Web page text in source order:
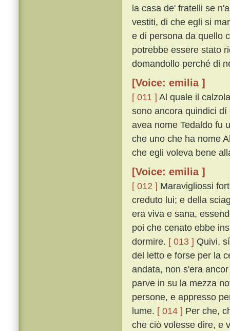
la casa de' fratelli se
vestiti, di che egli si
e di persona da quello
potrebbe essere stato
domandollo perché di
[Voice: emilia ]
[ 011 ] Al quale il
sono ancora quindici
avea nome Tedaldo fu
che uno che ha nome
che egli voleva bene
[Voice: emilia ]
[ 012 ] Maravigliossi
creduto lui; e della
era viva e sana,
poi che cenato ebbe
dormire. [ 013 ] Quivi,
del letto e forse per la
andata, non s'era
parve in su la mezza
persone, e appresso
lume. [ 014 ] Per che,
che ciò volesse dire, e